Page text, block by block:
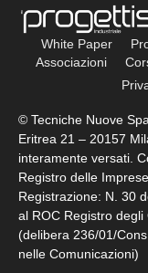
White Paper
Associazioni
© Tecniche Nuove
Eritrea 21 – 20157
interamente versati.
Registro delle
Registrazione: N. 30
al ROC Registro
(delibera 236/01/
nelle